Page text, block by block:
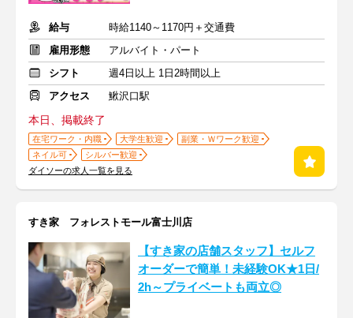
給与
時給1140～1170円＋交通費
雇用形態
アルバイト・パート
シフト
週4日以上 1日2時間以上
アクセス
鰍沢口駅
本日、掲載終了
在宅ワーク・内職 大学生歓迎
副業・Ｗワーク歓迎
ネイル可
シルバー歓迎
ダイソーの求人一覧を見る
すき家 フォレストモール富士川店
【すき家の店舗スタッフ】セルフ
オーダーで簡単！未経験OK★1日/
2h～プライベートも両立◎